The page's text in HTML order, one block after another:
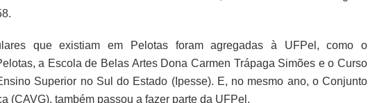
que existiam em Pelotas foram agregadas à UFPel, como o
a Escola de Belas Artes Dona Carmen Trápaga Simões e o Curso
Superior no Sul do Estado (Ipesse). E, no mesmo ano, o Conjunto
(CAVG), também passou a fazer parte da UFPel.